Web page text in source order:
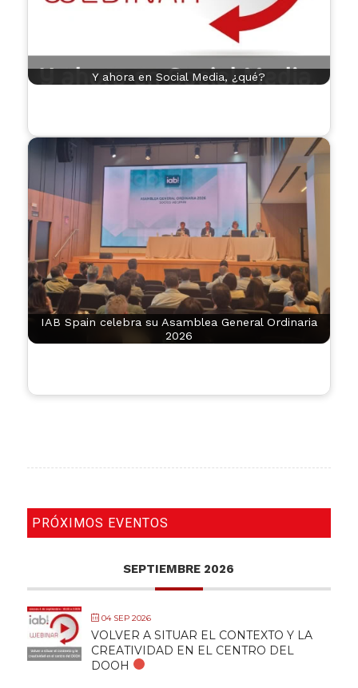
Y ahora en Social Media, ¿qué?
IAB Spain celebra su Asamblea General Ordinaria
2026
PRÓXIMOS EVENTOS
SEPTIEMBRE 2026
04 SEP 2026
VOLVER A SITUAR EL CONTEXTO Y LA
CREATIVIDAD EN EL CENTRO DEL
DOOH